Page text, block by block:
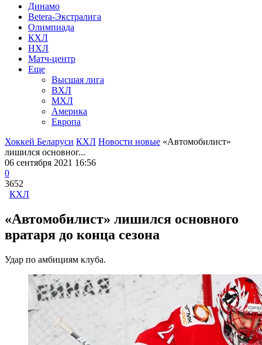
Динамо
Betera-Экстралига
Олимпиада
КХЛ
НХЛ
Матч-центр
Еще
Высшая лига
ВХЛ
МХЛ
Америка
Европа
Хоккей Беларуси КХЛ Новости новые «Автомобилист»
лишился основног...
06 сентября 2021 16:56
0
3652
КХЛ
«Автомобилист» лишился основного
вратаря до конца сезона
Удар по амбициям клуба.